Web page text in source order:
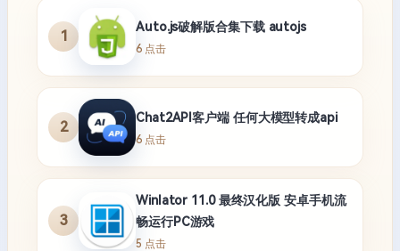
1
Auto.js破解版合集下载 autojs
6 点击
2
Chat2API客户端 任何大模型转成api
6 点击
3
Winlator 11.0 最终汉化版 安卓手机流
畅运行PC游戏
5 点击